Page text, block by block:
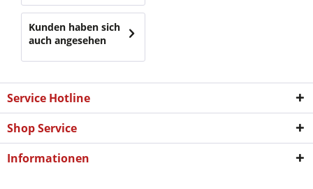
Kunden haben sich
auch angesehen
Service Hotline
Shop Service
Informationen